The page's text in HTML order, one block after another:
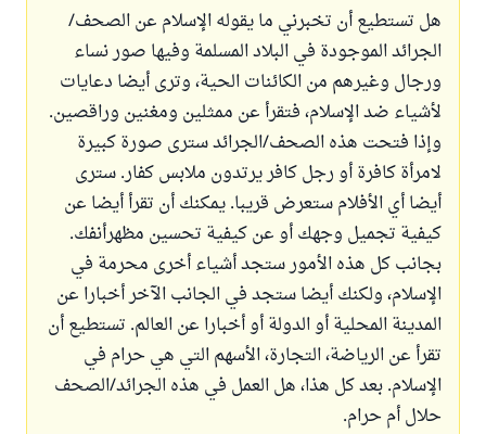
هل تستطيع أن تخبرني ما يقوله الإسلام عن الصحف/
الجرائد الموجودة في البلاد المسلمة وفيها صور نساء
ورجال وغيرهم من الكائنات الحية، وترى أيضا دعايات
لأشياء ضد الإسلام، فتقرأ عن ممثلين ومغنين وراقصين.
وإذا فتحت هذه الصحف/الجرائد سترى صورة كبيرة
لامرأة كافرة أو رجل كافر يرتدون ملابس كفار. سترى
أيضا أي الأفلام ستعرض قريبا. يمكنك أن تقرأ أيضا عن
كيفية تجميل وجهك أو عن كيفية تحسين مظهرأنفك.
بجانب كل هذه الأمور ستجد أشياء أخرى محرمة في
الإسلام، ولكنك أيضا ستجد في الجانب الآخر أخبارا عن
المدينة المحلية أو الدولة أو أخبارا عن العالم. تستطيع أن
تقرأ عن الرياضة، التجارة، الأسهم التي هي حرام في
الإسلام. بعد كل هذا، هل العمل في هذه الجرائد/الصحف
حلال أم حرام.